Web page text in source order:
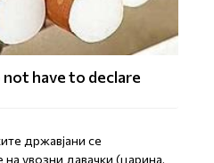
have to declare
државјани се
увозни давачки (царина,